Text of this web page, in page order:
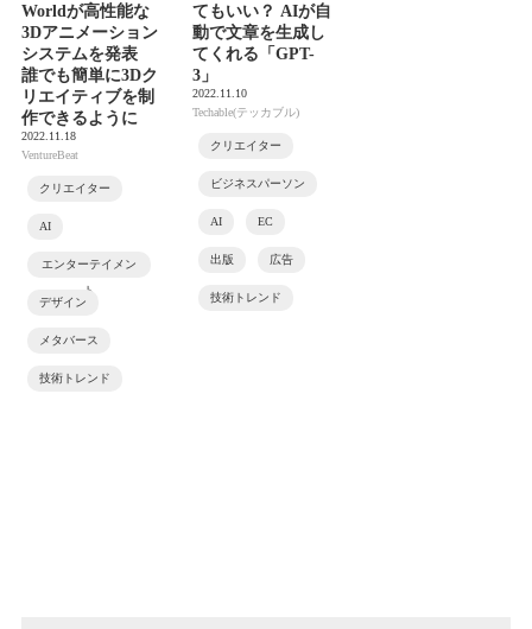
Worldが高性能な
3Dアニメーション
システムを発表
誰でも簡単に3Dク
リエイティブを制
作できるように
2022.11.18
VentureBeat
クリエイター
AI
エンターテイメン
ト
デザイン
メタバース
技術トレンド
てもいい？ AIが自
動で文章を生成し
てくれる「GPT-
3」
2022.11.10
Techable(テッカブル)
クリエイター
ビジネスパーソン
AI EC
出版 広告
技術トレンド